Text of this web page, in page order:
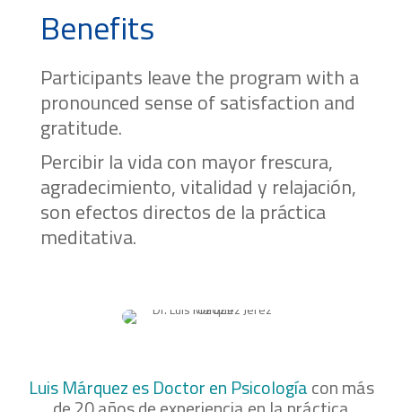
Benefits
Participants leave the program with a
pronounced sense of satisfaction and
gratitude.
Percibir la vida con mayor frescura,
agradecimiento, vitalidad y relajación,
son efectos directos de la práctica
meditativa.
Luis Márquez es Doctor en Psicologíacon más